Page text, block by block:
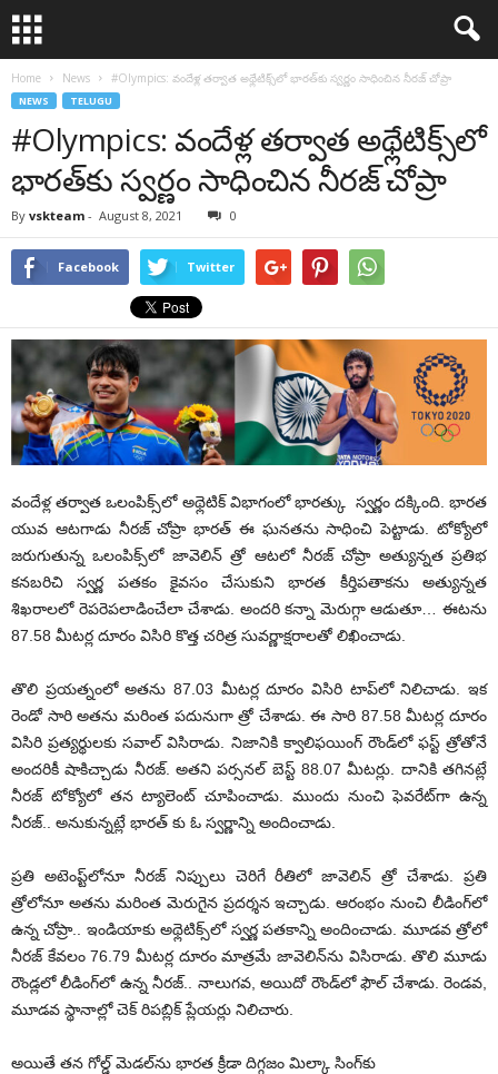
Home News #Olympics: వందేళ్ల త‌ర్వాత అథ్లేటిక్స్‌లో భార‌త్‌కు స్వ‌ర్ణం సాధించిన నీర‌జ్ చోప్రా
NEWS TELUGU
#Olympics: వందేళ్ల త‌ర్వాత అథ్లేటిక్స్‌లో
భార‌త్‌కు స్వ‌ర్ణం సాధించిన నీర‌జ్ చోప్రా
By vskteam - August 8, 2021 0
Facebook Twitter
వందేళ్ల త‌ర్వాత ఒలంపిక్స్‌లో అథ్లెటిక్ విభాగంలో భార‌త్కు స్వ‌ర్ణం ద‌క్కింది. భార‌త
యువ ఆట‌గాడు నీర‌జ్ చోప్రా భార‌త్ ఈ ఘ‌న‌త‌ను సాధించి పెట్టాడు. టోక్యోలో
జ‌రుగుతున్న ఒలంపిక్స్‌లో జావెలిన్ త్రో ఆట‌లో నీర‌జ్ చోప్రా అత్యున్నత‌ ప్ర‌తిభ
క‌న‌బ‌రిచి స్వ‌ర్ణ ప‌త‌కం కైవ‌సం చేసుకుని భార‌త కీర్తిప‌తాక‌ను అత్యున్న‌త
శిఖ‌రాల‌లో రెప‌రెప‌లాడించేలా చేశాడు. అంద‌రి క‌న్నా మెరుగ్గా ఆడుతూ… ఈట‌ను
87.58 మీట‌ర్ల దూరం విసిరి కొత్త చ‌రిత్ర సువ‌ర్ణాక్ష‌రాల‌తో లిఖించాడు.
తొలి ప్ర‌య‌త్నంలో అత‌ను 87.03 మీట‌ర్ల దూరం విసిరి టాప్‌లో నిలిచాడు. ఇక
రెండో సారి అత‌ను మ‌రింత ప‌దునుగా త్రో చేశాడు. ఈ సారి 87.58 మీట‌ర్ల దూరం
విసిరి ప్ర‌త్య‌ర్థుల‌కు స‌వాల్ విసిరాడు. నిజానికి క్వాలిఫ‌యింగ్ రౌండ్‌లో ఫ‌స్ట్ త్రోతోనే
అంద‌రికీ షాకిచ్చాడు నీర‌జ్‌. అత‌ని ప‌ర్స‌న‌ల్ బెస్ట్ 88.07 మీట‌ర్లు. దానికి త‌గిన‌ట్లే
నీర‌జ్ టోక్యోలో త‌న ట్యాలెంట్ చూపించాడు. ముందు నుంచి ఫెవ‌రేట్‌గా ఉన్న
నీర‌జ్‌.. అనుకున్న‌ట్లే భారత్ కు ఓ స్వ‌ర్ణాన్ని అందించాడు.
ప్ర‌తి అటెంప్ట్‌లోనూ నీర‌జ్ నిప్పులు చెరిగే రీతిలో జావెలిన్ త్రో చేశాడు. ప్ర‌తి
త్రోలోనూ అత‌ను మ‌రింత మెరుగైన ప్ర‌ద‌ర్శ‌న ఇచ్చాడు. ఆరంభం నుంచి లీడింగ్‌లో
ఉన్న చోప్రా.. ఇండియాకు అథ్లెటిక్స్‌లో స్వ‌ర్ణ ప‌త‌కాన్ని అందించాడు. మూడ‌వ త్రోలో
నీర‌జ్ కేవ‌లం 76.79 మీట‌ర్ల దూరం మాత్ర‌మే జావెలిన్‌ను విసిరాడు. తొలి మూడు
రౌండ్ల‌లో లీడింగ్‌లో ఉన్న నీర‌జ్‌.. నాలుగ‌వ, అయిదో రౌండ్‌లో ఫౌల్ చేశాడు. రెండ‌వ,
మూడ‌వ స్థానాల్లో చెక్ రిప‌బ్లిక్ ప్లేయ‌ర్లు నిలిచారు.
అయితే తన గోల్డ్ మెడ‌ల్‌ను భారత క్రీడా దిగ్గజం మిల్కా సింగ్‌కు